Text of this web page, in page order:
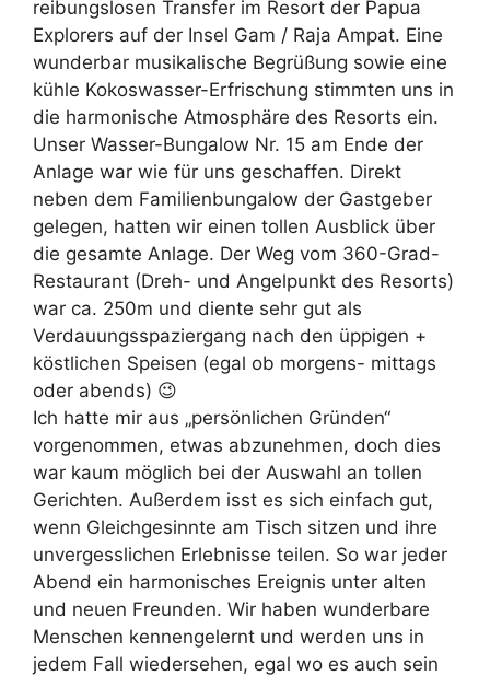
reibungslosen Transfer im Resort der Papua
Explorers auf der Insel Gam / Raja Ampat. Eine
wunderbar musikalische Begrüßung sowie eine
kühle Kokoswasser-Erfrischung stimmten uns in
die harmonische Atmosphäre des Resorts ein.
Unser Wasser-Bungalow Nr. 15 am Ende der
Anlage war wie für uns geschaffen. Direkt
neben dem Familienbungalow der Gastgeber
gelegen, hatten wir einen tollen Ausblick über
die gesamte Anlage. Der Weg vom 360-Grad-
Restaurant (Dreh- und Angelpunkt des Resorts)
war ca. 250m und diente sehr gut als
Verdauungsspaziergang nach den üppigen +
köstlichen Speisen (egal ob morgens- mittags
oder abends) 😉
Ich hatte mir aus „persönlichen Gründen“
vorgenommen, etwas abzunehmen, doch dies
war kaum möglich bei der Auswahl an tollen
Gerichten. Außerdem isst es sich einfach gut,
wenn Gleichgesinnte am Tisch sitzen und ihre
unvergesslichen Erlebnisse teilen. So war jeder
Abend ein harmonisches Ereignis unter alten
und neuen Freunden. Wir haben wunderbare
Menschen kennengelernt und werden uns in
jedem Fall wiedersehen, egal wo es auch sein